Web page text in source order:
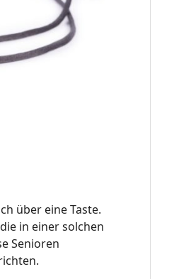
über eine Taste.
in einer solchen
Senioren